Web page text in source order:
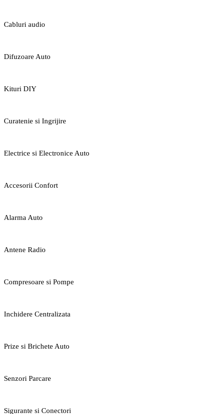
Cabluri audio
Difuzoare Auto
Kituri DIY
Curatenie si Ingrijire
Electrice si Electronice Auto
Accesorii Confort
Alarma Auto
Antene Radio
Compresoare si Pompe
Inchidere Centralizata
Prize si Brichete Auto
Senzori Parcare
Sigurante si Conectori